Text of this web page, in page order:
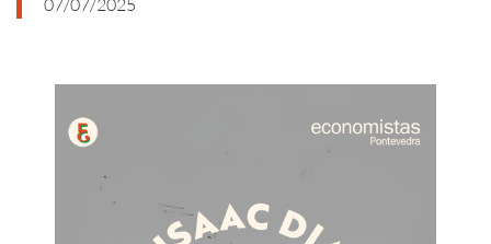
07/07/2025